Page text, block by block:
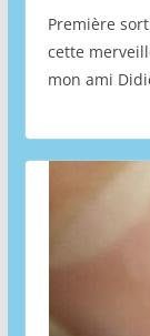
Première
cette
mon ami